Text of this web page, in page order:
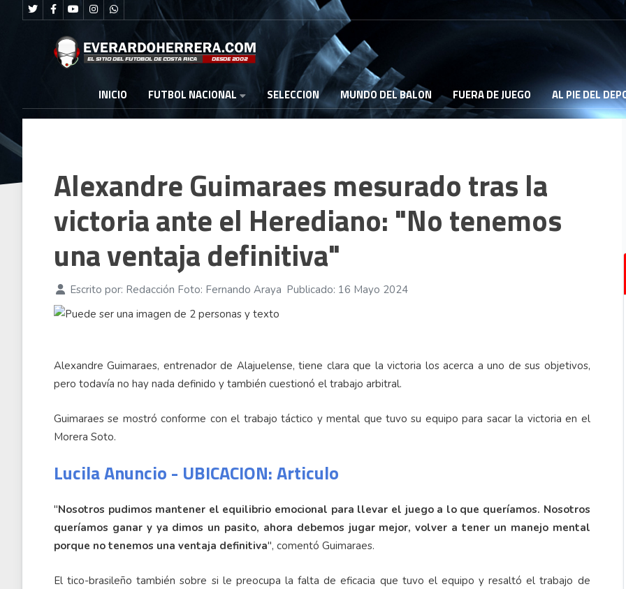
INICIO FUTBOL NACIONAL SELECCION MUNDO DEL BALON FUERA DE JUEGO AL PIE DEL
Alexandre Guimaraes mesurado tras la
victoria ante el Herediano: "No tenemos
una ventaja definitiva"
Escrito por: Redacción Foto: Fernando Araya Publicado: 16 Mayo 2024
Alexandre Guimaraes, entrenador de Alajuelense, tiene clara que la victoria los acerca a uno de sus objetivos,
pero todavía no hay nada definido y también cuestionó el trabajo arbitral.
Guimaraes se mostró conforme con el trabajo táctico y mental que tuvo su equipo para sacar la victoria en el
Morera Soto.
Lucila Anuncio - UBICACION: Articulo
"Nosotros pudimos mantener el equilibrio emocional para llevar el juego a lo que queríamos. Nosotros
queríamos ganar y ya dimos un pasito, ahora debemos jugar mejor, volver a tener un manejo mental
porque no tenemos una ventaja definitiva", comentó Guimaraes.
El tico-brasileño también sobre si le preocupa la falta de eficacia que tuvo el equipo y resaltó el trabajo de